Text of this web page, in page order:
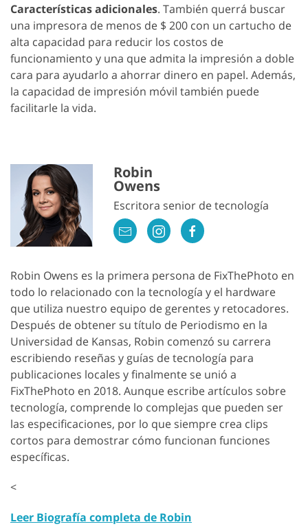
Características adicionales. También querrá buscar
una impresora de menos de $ 200 con un cartucho de
alta capacidad para reducir los costos de
funcionamiento y una que admita la impresión a doble
cara para ayudarlo a ahorrar dinero en papel. Además,
la capacidad de impresión móvil también puede
facilitarle la vida.
Robin
Owens
Escritora senior de tecnología
Robin Owens es la primera persona de FixThePhoto en
todo lo relacionado con la tecnología y el hardware
que utiliza nuestro equipo de gerentes y retocadores.
Después de obtener su título de Periodismo en la
Universidad de Kansas, Robin comenzó su carrera
escribiendo reseñas y guías de tecnología para
publicaciones locales y finalmente se unió a
FixThePhoto en 2018. Aunque escribe artículos sobre
tecnología, comprende lo complejas que pueden ser
las especificaciones, por lo que siempre crea clips
cortos para demostrar cómo funcionan funciones
específicas.
<
Leer Biografía completa de Robin